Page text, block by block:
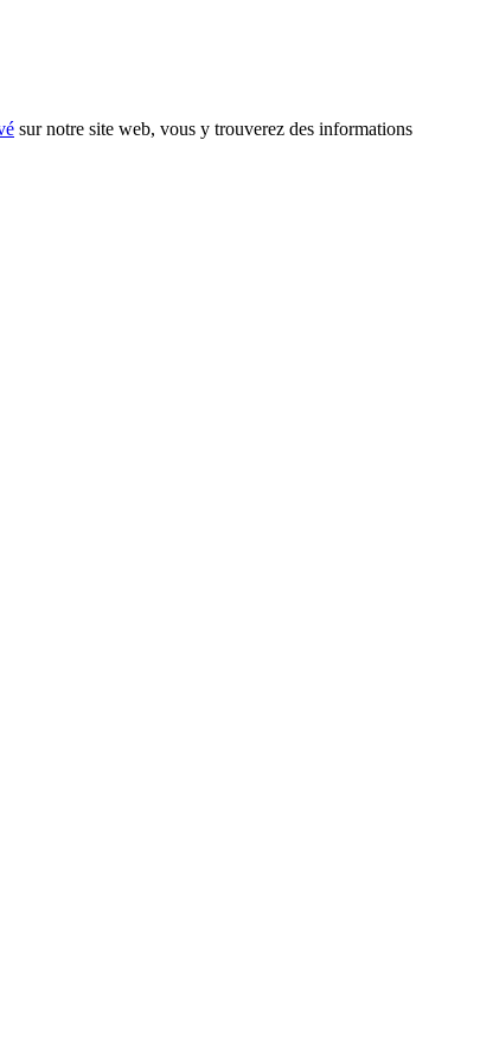
sur notre site web, vous y trouverez des informations